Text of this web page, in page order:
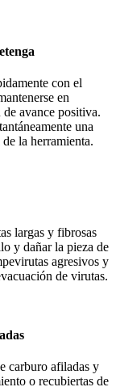
con el
en
avance positiva.
una
la herramienta.
largas y fibrosas
y dañar la pieza de
agresivos y
de virutas.
carburo afiladas y
o recubiertas de